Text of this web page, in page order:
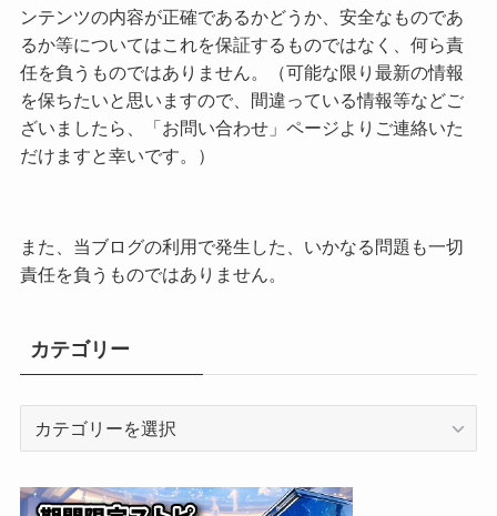
ンテンツの内容が正確であるかどうか、安全なものであ
るか等についてはこれを保証するものではなく、何ら責
任を負うものではありません。（可能な限り最新の情報
を保ちたいと思いますので、間違っている情報等などご
ざいましたら、「お問い合わせ」ページよりご連絡いた
だけますと幸いです。）
また、当ブログの利用で発生した、いかなる問題も一切
責任を負うものではありません。
カテゴリー
リ